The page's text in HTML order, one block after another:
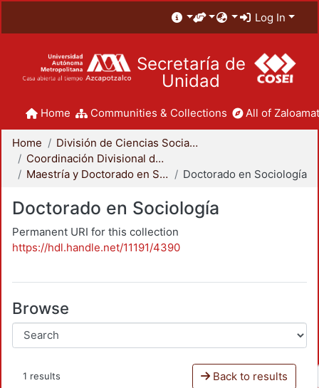
Log In
Secretaría de
Unidad
Home Communities & Collections All of
Home
División de Ciencias Sociales y Humanidades
Coordinación Divisional de Posgrado
Maestría y Doctorado en Sociología
Doctorado en Sociología
Doctorado en Sociología
Permanent URI for this collection
https://hdl.handle.net/11191/4390
Browse
1 results Back to results